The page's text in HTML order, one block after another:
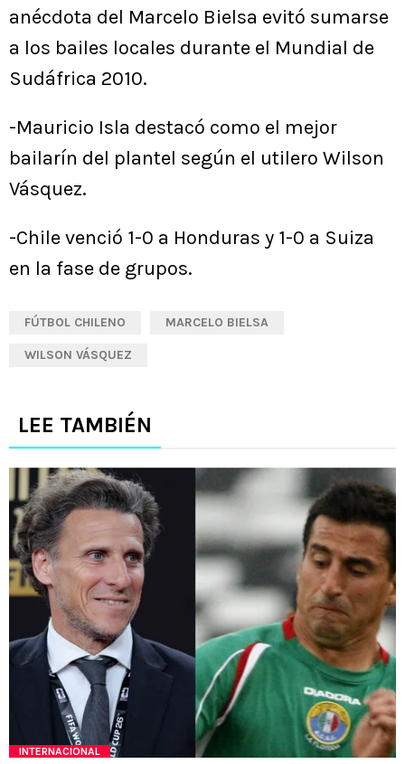
anécdota del Marcelo Bielsa evitó sumarse
a los bailes locales durante el Mundial de
Sudáfrica 2010.
-Mauricio Isla destacó como el mejor
bailarín del plantel según el utilero Wilson
Vásquez.
-Chile venció 1-0 a Honduras y 1-0 a Suiza
en la fase de grupos.
FÚTBOL CHILENO MARCELO BIELSA
WILSON VÁSQUEZ
LEE TAMBIÉN
INTERNACIONAL